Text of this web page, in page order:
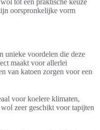
tot een praktische keuze
oorspronkelijke vorm
unieke voordelen die deze
maakt voor allerlei
van katoen zorgen voor een
voor koelere klimaten,
zeer geschikt voor tapijten